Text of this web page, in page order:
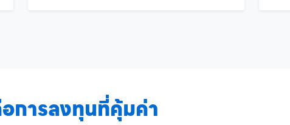
การลงทุนที่คุ้มค่า